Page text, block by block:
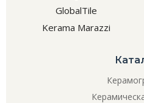
GlobalTile
Kerama Marazzi